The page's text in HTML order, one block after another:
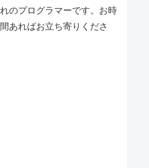
れのプログラマーです。お時
間あればお立ち寄りくださ